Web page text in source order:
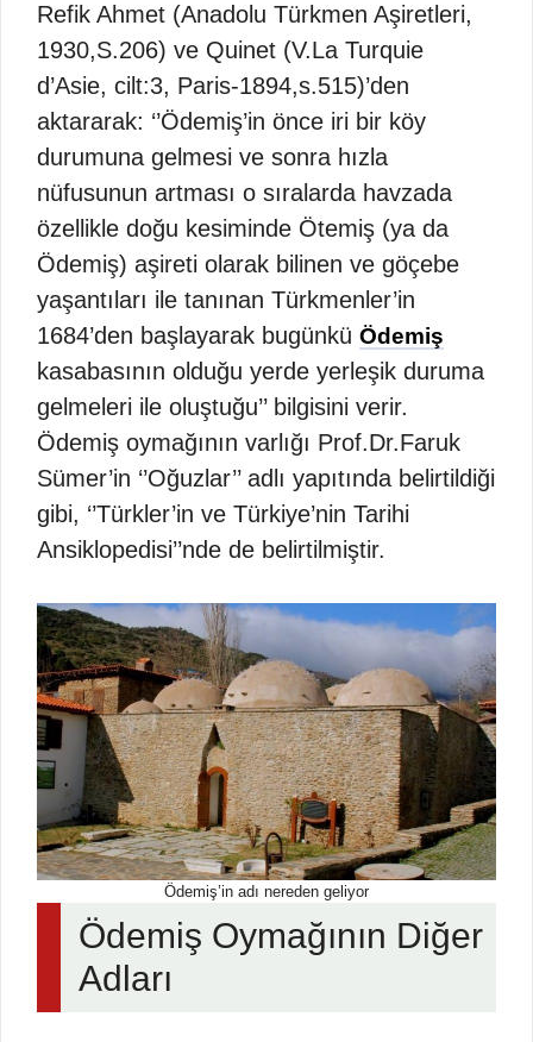
Refik Ahmet (Anadolu Türkmen Aşiretleri,
1930,S.206) ve Quinet (V.La Turquie
d’Asie, cilt:3, Paris-1894,s.515)’den
aktararak: ‘’Ödemiş’in önce iri bir köy
durumuna gelmesi ve sonra hızla
nüfusunun artması o sıralarda havzada
özellikle doğu kesiminde Ötemiş (ya da
Ödemiş) aşireti olarak bilinen ve göçebe
yaşantıları ile tanınan Türkmenler’in
1684’den başlayarak bugünkü Ödemiş
kasabasının olduğu yerde yerleşik duruma
gelmeleri ile oluştuğu’’ bilgisini verir.
Ödemiş oymağının varlığı Prof.Dr.Faruk
Sümer’in ‘’Oğuzlar’’ adlı yapıtında belirtildiği
gibi, ‘’Türkler’in ve Türkiye’nin Tarihi
Ansiklopedisi’’nde de belirtilmiştir.
Ödemiş’in adı nereden geliyor
Ödemiş Oymağının Diğer
Adları